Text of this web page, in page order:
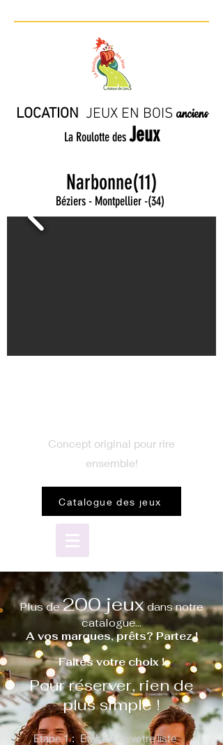
LOCATION JEUX EN BOIS anciens
La Roulotte des Jeux
Narbonne(11)
Béziers - Montpellier -(34)
Concept original pour rire
ensemble!
Catalogue des jeux
Plus de200 jeux dans notre
catalogue...
A vos marques, prêts? Partez !
Faites votre choix !
Pour réserver, rien de
plus simple !
Etape 1 : Etablissez votre liste